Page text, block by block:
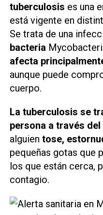
tuberculosis es una
está vigente en
Se trata de una
bacteria
afecta
aunque puede
cuerpo.
La tuberculosis se
persona a través del
alguien tose,
pequeñas gotas que
los que están cerca,
contagio.